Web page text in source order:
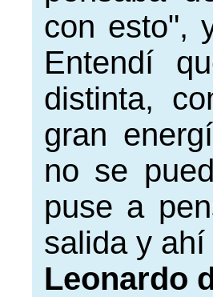
con esto",
Entendí
distinta,
gran
no se
puse a
salida y
Leonardo